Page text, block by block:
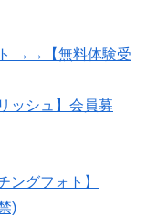
→→【無料体験受
ッシュ】会員募
ングフォト】
)